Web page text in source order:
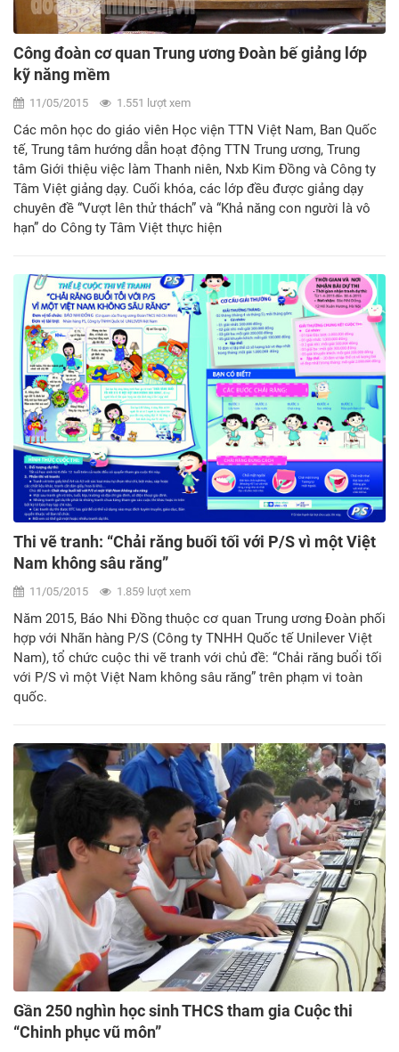
Công đoàn cơ quan Trung ương Đoàn bế giảng lớp
kỹ năng mềm
11/05/2015 1.551 lượt xem
Các môn học do giáo viên Học viện TTN Việt Nam, Ban Quốc
tế, Trung tâm hướng dẫn hoạt động TTN Trung ương, Trung
tâm Giới thiệu việc làm Thanh niên, Nxb Kim Đồng và Công ty
Tâm Việt giảng dạy. Cuối khóa, các lớp đều được giảng dạy
chuyên đề “Vượt lên thử thách” và “Khả năng con người là vô
hạn” do Công ty Tâm Việt thực hiện
Thi vẽ tranh: “Chải răng buối tối với P/S vì một Việt
Nam không sâu răng”
11/05/2015 1.859 lượt xem
Năm 2015, Báo Nhi Đồng thuộc cơ quan Trung ương Đoàn phối
hợp với Nhãn hàng P/S (Công ty TNHH Quốc tế Unilever Việt
Nam), tổ chức cuộc thi vẽ tranh với chủ đề: “Chải răng buổi tối
với P/S vì một Việt Nam không sâu răng” trên phạm vi toàn
quốc.
Gần 250 nghìn học sinh THCS tham gia Cuộc thi
“Chinh phục vũ môn”